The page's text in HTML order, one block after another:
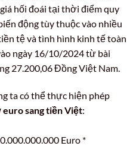
hối đoái tại thời điểm quy
động tùy thuộc vào nhiều
tệ và tình hình kinh tế toàn
ngày 16/10/2024 từ bài
27.200,06 Đồng Việt Nam.
ta có thể thực hiện phép
euro sang tiền Việt:
Euro *